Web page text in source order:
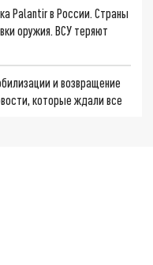
Palantir в России. Страны
оружия. ВСУ теряют
и возвращение
которые ждали все